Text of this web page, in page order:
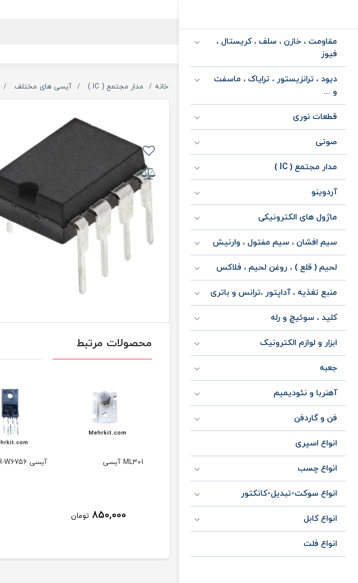
مقاومت ، خازن ، سلف ، کریستال ،
فیوز
دیود ، ترانزیستور ، ترایاک ، ماسفت
و ...
قطعات نوری
صوتی
مدار مجتمع ( IC )
آردوینو
ماژول های الکترونیکی
سیم افشان ، سیم مفتول ، وارنیش
لحیم ( قلع ) ، روغن لحیم ، فلاکس
منبع تغذیه ، آداپتور ،ترانس و باتری
کلید ، سوئیچ و رله
ابزار و لوازم الکترونیک
جعبه
آهنربا و نئودیمیم
فن و گاردفن
انواع اسپری
انواع چسب
انواع سوکت-تبدیل-کانکتور
انواع کابل
انواع فلت
خانه مدار مجتمع ( IC ) آیسی های مختلف
محصولات مرتبط
تومان تومان